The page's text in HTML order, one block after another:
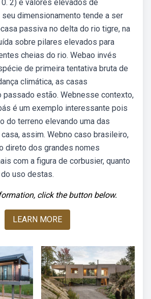
2) e valores elevados de
dimensionamento tende a ser
passiva no delta do rio tigre, na
sobre pilares elevados para
cheias do rio. Webao invés
de primeira tentativa bruta de
climática, as casas
passado estão. Webnesse contexto,
é um exemplo interessante pois
do terreno elevando uma das
assim. Webno caso brasileiro,
direto dos grandes nomes
com a figura de corbusier, quanto
uso destas.
click the button below.
LEARN MORE